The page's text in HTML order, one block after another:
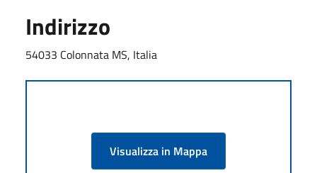
Indirizzo
54033 Colonnata MS, Italia
Visualizza in Mappa